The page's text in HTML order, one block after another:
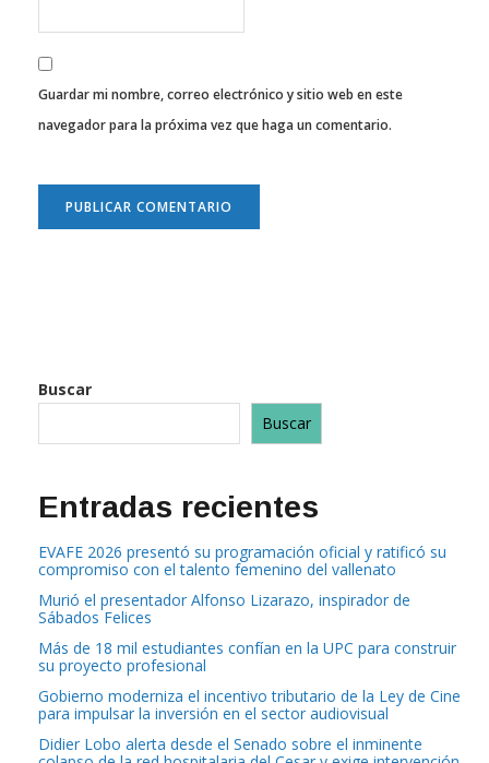
Guardar mi nombre, correo electrónico y sitio web en este
navegador para la próxima vez que haga un comentario.
Buscar
Buscar
Entradas recientes
EVAFE 2026 presentó su programación oficial y ratificó su
compromiso con el talento femenino del vallenato
Murió el presentador Alfonso Lizarazo, inspirador de
Sábados Felices
Más de 18 mil estudiantes confían en la UPC para construir
su proyecto profesional
Gobierno moderniza el incentivo tributario de la Ley de Cine
para impulsar la inversión en el sector audiovisual
Didier Lobo alerta desde el Senado sobre el inminente